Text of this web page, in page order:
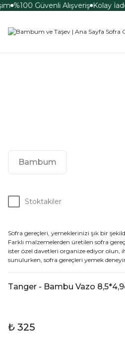
%100 Güvenli Alışveriş Kolay
Bambum
Stoktakiler
Sofra gereçleri, yemeklerinizi şık bir
Farklı malzemelerden üretilen sofra
ister özel davetleri organize ediyor olun,
sunulurken, sofra gereçleri yemek
Tanger - Bambu Vazo
₺ 325